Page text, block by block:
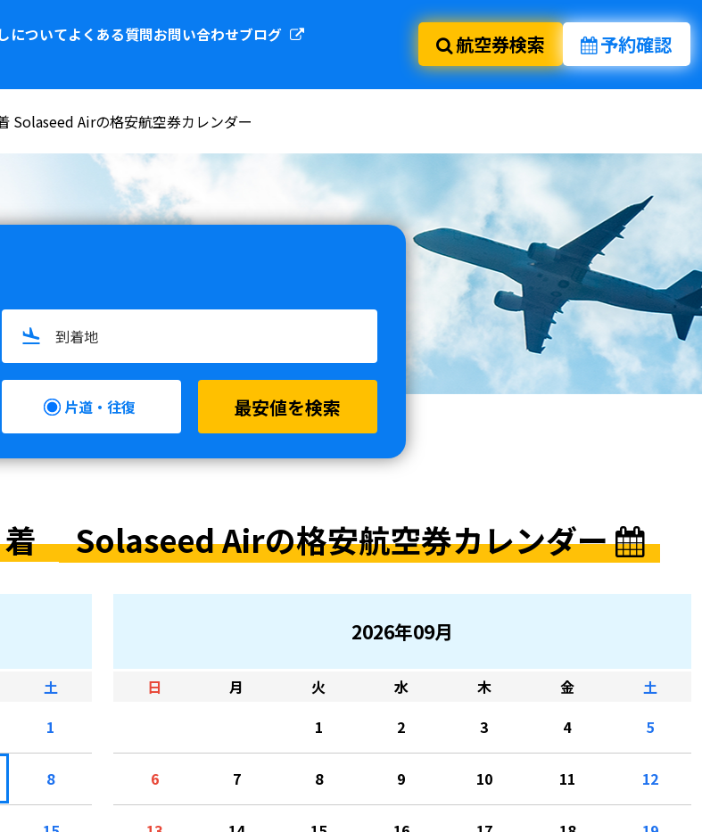
についてよくある質問お問い合わせブログ
航空券検索 予約確認
Solaseed Airの格安航空券カレンダー
片道・往復 最安値を検索
Solaseed Airの格安航空券カレンダー
土
1
8
2026年09月
日 月 火 水 木 金
土
1
2 3 4 5
6 7 8 9 10 11 12